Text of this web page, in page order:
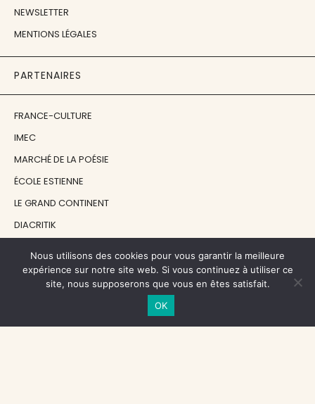
NEWSLETTER
MENTIONS LÉGALES
PARTENAIRES
FRANCE-CULTURE
IMEC
MARCHÉ DE LA POÉSIE
ÉCOLE ESTIENNE
LE GRAND CONTINENT
DIACRITIK
NOS SOUTIENS
CENTRE NATIONAL DU LIVRE
Nous utilisons des cookies pour vous garantir la meilleure
expérience sur notre site web. Si vous continuez à utiliser ce
site, nous supposerons que vous en êtes satisfait.
OK